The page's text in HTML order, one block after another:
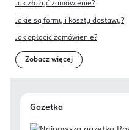
Jak złożyć zamówienie?
Jakie są formy i koszty dostawy?
Jak opłacić zamówienie?
Zobacz więcej
Gazetka